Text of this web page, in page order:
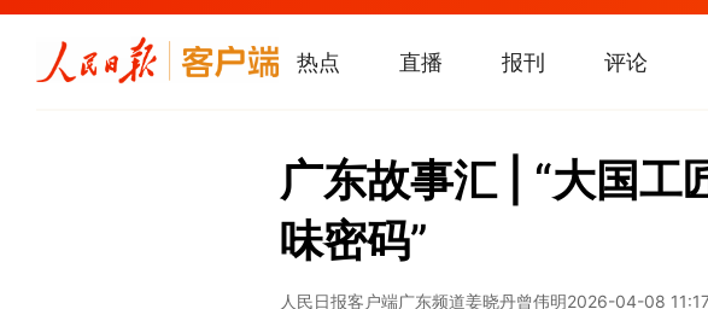
热点 直播 报刊 评论
广东故事汇 | “大国工
味密码”
人民日报客户端广东频道姜晓丹曾伟明2026-04-08